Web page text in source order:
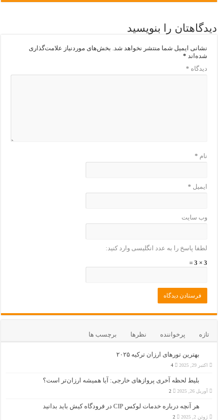
دیدگاهتان را بنویسید
نشانی ایمیل شما منتشر نخواهد شد. بخش‌های موردنیاز علامت‌گذاری
شده‌اند *
دیدگاه *
نام *
ایمیل *
وب‌ سایت
لطفا پاسخ را به عدد انگلیسی وارد کنید:
3 × 3 =
تازه پرخواننده نظرها برچسب ها
بهترین تورهای ارزان ترکیه ۲۰۲۵
اکتبر 29, 2025 4
بلیط لحظه آخری پروازهای خارجی: آیا همیشه ارزان‌تر است؟
آوریل 26, 2025 2
هر آنچه درباره خدمات لوکس CIP در فرودگاه‌ کیش باید بدانید
ژوئن 2, 2025 2